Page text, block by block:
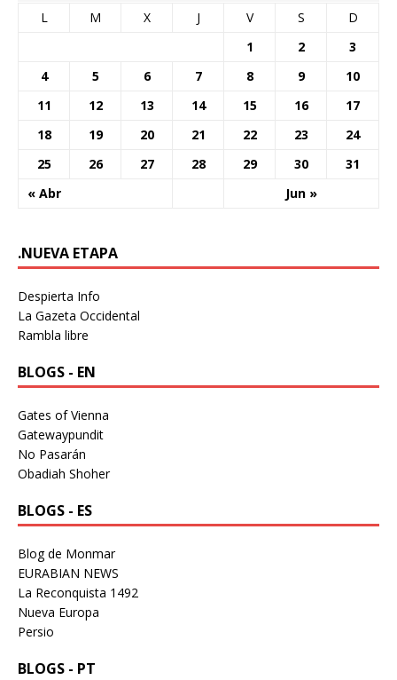
L M X J V S D
« Abr Jun »
1 2
3
4
5 6 7 8 9
10
11
12 13 14 15 16
17
18
19 20 21 22 23
24
25
26 27 28 29 30 31
.NUEVA ETAPA
Despierta Info
La Gazeta Occidental
Rambla libre
BLOGS - EN
Gates of Vienna
Gatewaypundit
No Pasarán
Obadiah Shoher
BLOGS - ES
Blog de Monmar
EURABIAN NEWS
La Reconquista 1492
Nueva Europa
Persio
BLOGS - PT